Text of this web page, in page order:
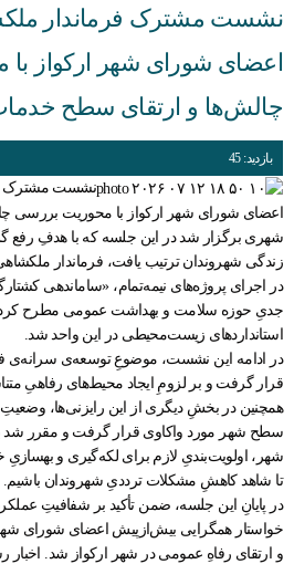
نشست مشترک فرماندار
اعضای شورای شهر ارکواز
چالش‌ها و ارتقای سطح
بازدید: 45
نشست مشترک
اعضای شورای شهر ارکواز با محوریت بررسی
شهری برگزار شد در این جلسه که با هدفِ رفع
زندگی شهروندان ترتیب یافت، فرماندار
در اجرای پروژه‌های نیمه‌تمام، «ساماندهی
جدیِ حوزه سلامت و بهداشت عمومی مطرح کرد
استانداردهای زیست‌محیطی در این واحد شد.
در ادامه این نشست، موضوعِ توسعه‌ی سرانه‌ی
قرار گرفت و بر لزومِ ایجاد محیط‌های رفاهیِ
همچنین در بخشِ دیگری از این رایزنی‌ها، وضعیتِ
سطح شهر مورد واکاوی قرار گرفت و مقرر شد
شهر، اولویت‌بندیِ لازم برای لکه‌گیری و
تا شاهد کاهشِ مشکلات ترددیِ شهروندان
در پایانِ این جلسه، ضمن تأکید بر شفافیتِ
خواستار همگرایی بیش‌ازپیش اعضای شورای
و ارتقای رفاهِ عمومی در شهر ارکواز شد. اخبار